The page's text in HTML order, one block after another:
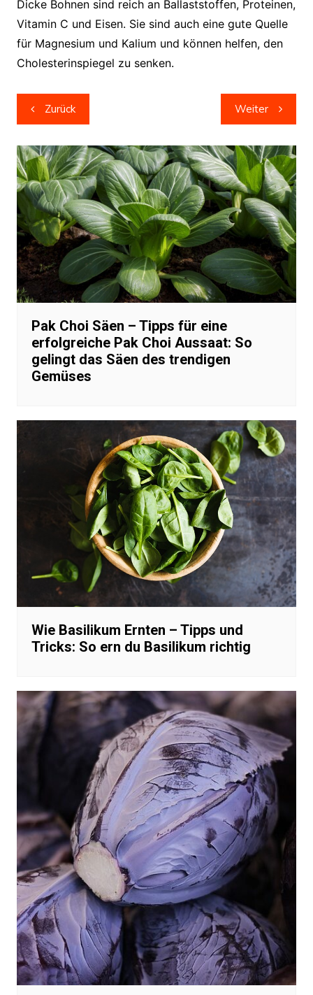
Dicke Bohnen sind reich an Ballaststoffen, Proteinen,
Vitamin C und Eisen. Sie sind auch eine gute Quelle
für Magnesium und Kalium und können helfen, den
Cholesterinspiegel zu senken.
Beitragsnavigation
Zurück Weiter
Pak Choi Säen – Tipps für eine
erfolgreiche Pak Choi Aussaat: So
gelingt das Säen des trendigen
Gemüses
Wie Basilikum Ernten – Tipps und
Tricks: So ern du Basilikum richtig